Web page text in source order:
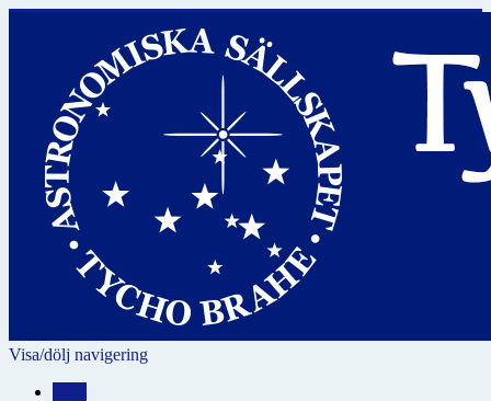
Visa/dölj navigering